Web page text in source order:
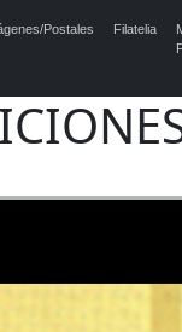
Postales Filatelia